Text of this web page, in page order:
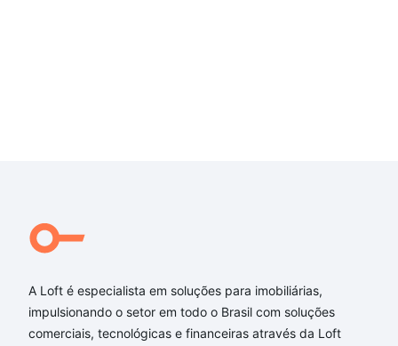
A Loft é especialista em soluções para imobiliárias,
impulsionando o setor em todo o Brasil com soluções
comerciais, tecnológicas e financeiras através da Loft